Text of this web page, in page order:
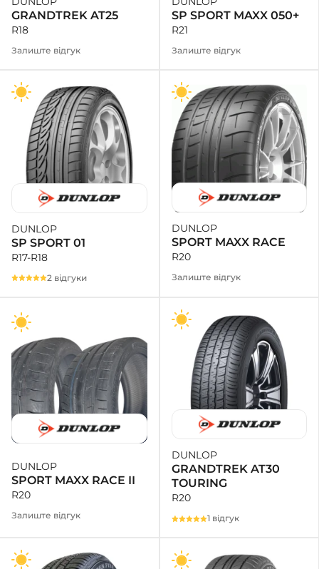
GRANDTREK AT25
R18
Залиште відгук
SP SPORT MAXX 050+
R21
Залиште відгук
DUNLOP
SP SPORT 01
R17-R18
2 відгуки
DUNLOP
SPORT MAXX RACE
R20
Залиште відгук
DUNLOP
SPORT MAXX RACE II
R20
Залиште відгук
DUNLOP
GRANDTREK AT30
TOURING
R20
1 відгук